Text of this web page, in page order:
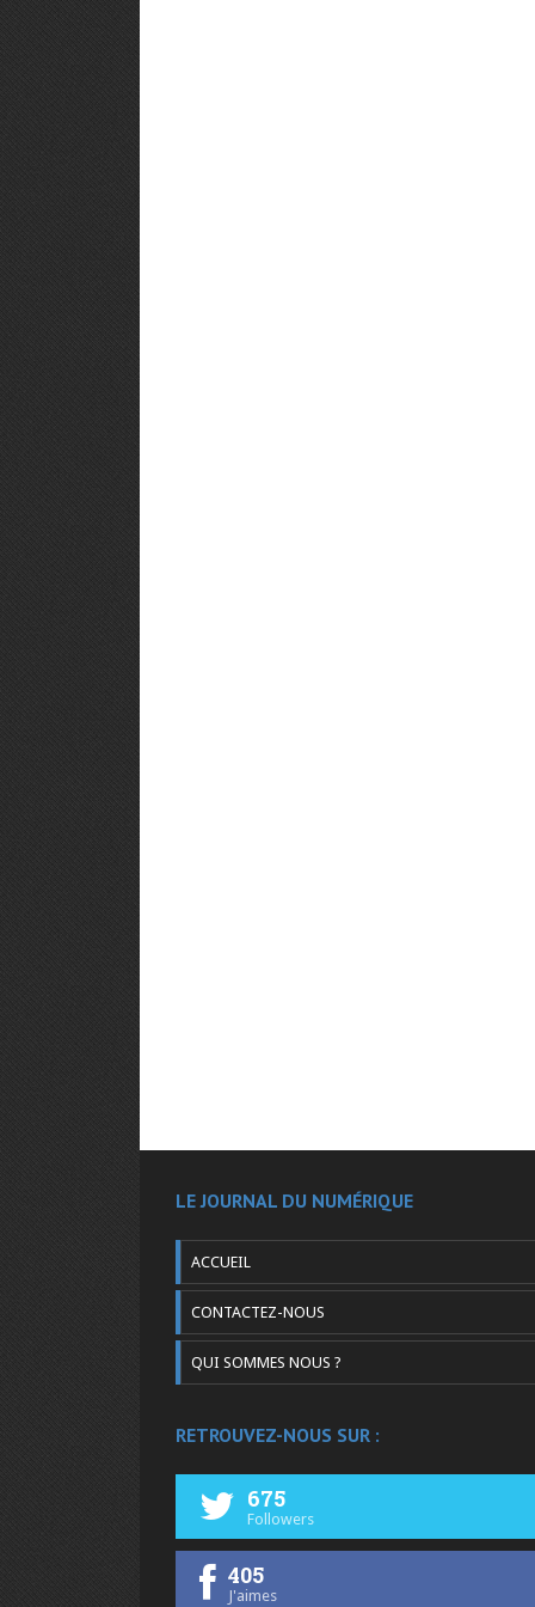
LE JOURNAL DU NUMÉRIQUE
ACCUEIL
CONTACTEZ-NOUS
QUI SOMMES NOUS ?
RETROUVEZ-NOUS SUR :
675
Followers
405
J'aimes